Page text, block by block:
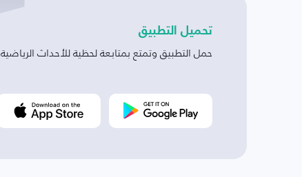
تحميل التطبيق
حمل التطبيق وتمتع بمتابعة لحظية للأحداث الرياضية